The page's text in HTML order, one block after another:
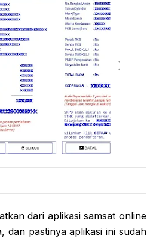
dari aplikasi samsat online
dan pastinya aplikasi ini sudah